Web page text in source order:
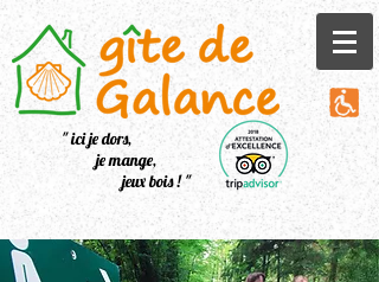
" ici je dors,
je mange,
jeux bois ! "